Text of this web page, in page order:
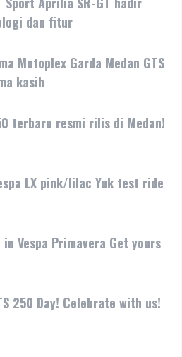
dan fitur
Motoplex Garda Medan GTS
kasih
terbaru resmi rilis di Medan!
LX pink/lilac Yuk test ride
Vespa Primavera Get yours
250 Day! Celebrate with us!